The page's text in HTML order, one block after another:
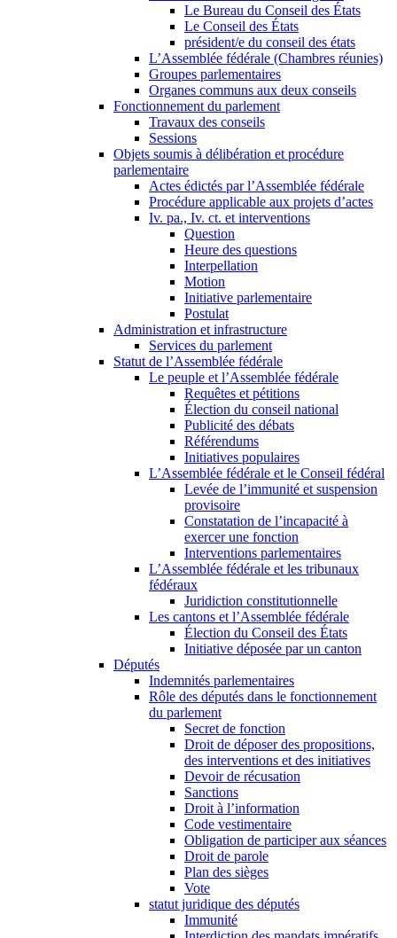
Le Bureau du Conseil des États
Le Conseil des États
président/e du conseil des états
L’Assemblée fédérale (Chambres réunies)
Groupes parlementaires
Organes communs aux deux conseils
Fonctionnement du parlement
Travaux des conseils
Sessions
Objets soumis à délibération et procédure
parlementaire
Actes édictés par l’Assemblée fédérale
Procédure applicable aux projets d’actes
Iv. pa., Iv. ct. et interventions
Question
Heure des questions
Interpellation
Motion
Initiative parlementaire
Postulat
Administration et infrastructure
Services du parlement
Statut de l’Assemblée fédérale
Le peuple et l’Assemblée fédérale
Requêtes et pétitions
Élection du conseil national
Publicité des débats
Référendums
Initiatives populaires
L’Assemblée fédérale et le Conseil fédéral
Levée de l’immunité et suspension
provisoire
Constatation de l’incapacité à
exercer une fonction
Interventions parlementaires
L’Assemblée fédérale et les tribunaux
fédéraux
Juridiction constitutionnelle
Les cantons et l’Assemblée fédérale
Élection du Conseil des États
Initiative déposée par un canton
Députés
Indemnités parlementaires
Rôle des députés dans le fonctionnement
du parlement
Secret de fonction
Droit de déposer des propositions,
des interventions et des initiatives
Devoir de récusation
Sanctions
Droit à l’information
Code vestimentaire
Obligation de participer aux séances
Droit de parole
Plan des sièges
Vote
statut juridique des députés
Immunité